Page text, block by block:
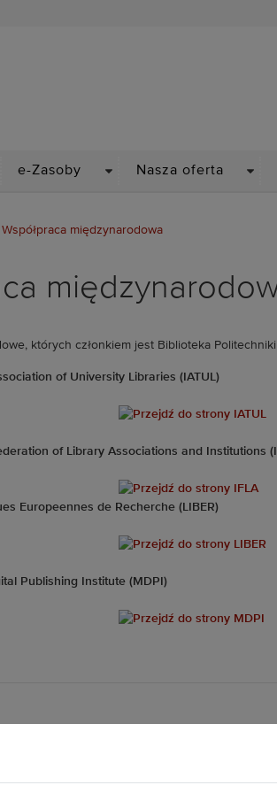
Politechniki
e-Zasoby Nasza oferta
Współpraca międzynarodowa
których członkiem jest Biblioteka Politechniki
of University Libraries (IATUL)
of Library Associations and Institutions
Europeennes de Recherche (LIBER)
Publishing Institute (MDPI)
Plac Grunwaldzki 11